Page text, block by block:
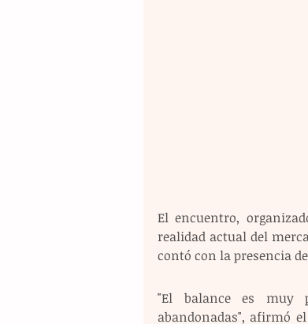
El encuentro,
realidad actual del
contó con la presencia
"El balance es muy
abandonadas", afirmó